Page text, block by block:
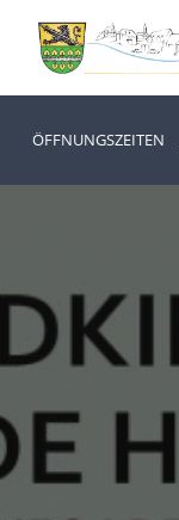
ÖFFNUNGSZEITEN